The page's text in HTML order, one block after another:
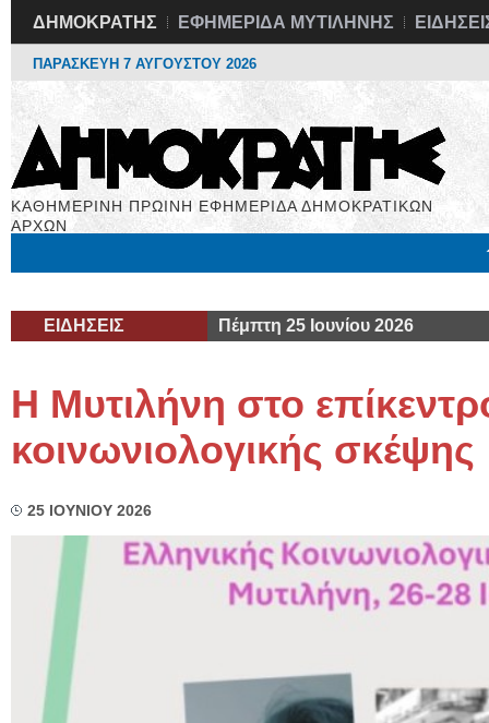
ΔΗΜΟΚΡΑΤΗΣ ΕΦΗΜΕΡΙΔΑ ΜΥΤΙΛΗΝΗΣ
ΠΑΡΑΣΚΕΥΗ 7 ΑΥΓΟΥΣΤΟΥ 2026
ΚΑΘΗΜΕΡΙΝΗ ΠΡΩΙΝΗ ΕΦΗΜΕΡΙΔΑ ΔΗΜΟΚΡΑΤΙΚΩΝ
ΑΡΧΩΝ
ΕΙΔΗΣΕΙΣ Πέμπτη 25 Ιουνίου 2026
Η Μυτιλήνη στο
κοινωνιολογικής σκέψης
25 ΙΟΥΝΙΟΥ 2026